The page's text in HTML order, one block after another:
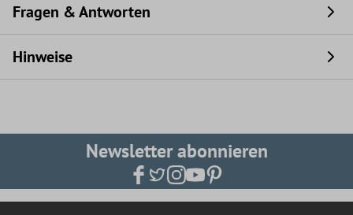
Fragen & Antworten
Hinweise
Newsletter abonnieren